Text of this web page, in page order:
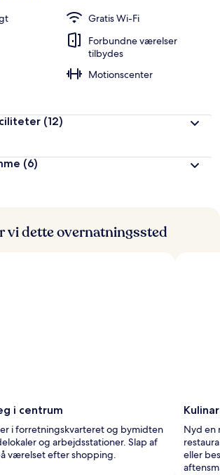
f
e
e
Gratis Wi-Fi
Forbundne værelser
tilbydes
Motionscenter
(12)
(6)
vi dette overnatningssted
i centrum
i forretningskvarteret og bymidten
og arbejdsstationer. Slap af
værelset efter shopping.
Nyd en
eller